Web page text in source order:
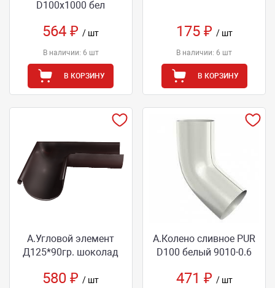
D100х1000 бел
564 ₽/ шт
В наличии: 6 шт
В КОРЗИНУ
175 ₽ / шт
В наличии: 6 шт
В КОРЗИНУ
А.Угловой элемент
Д125*90гр. шоколад
580 ₽/ шт
А.Колено сливное PUR
D100 белый 9010-0.6
471 ₽ / шт